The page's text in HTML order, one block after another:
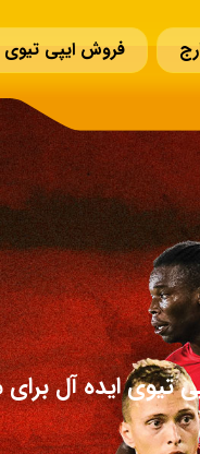
فروش ایپی تیوی
با ما
تیوی ایده آل